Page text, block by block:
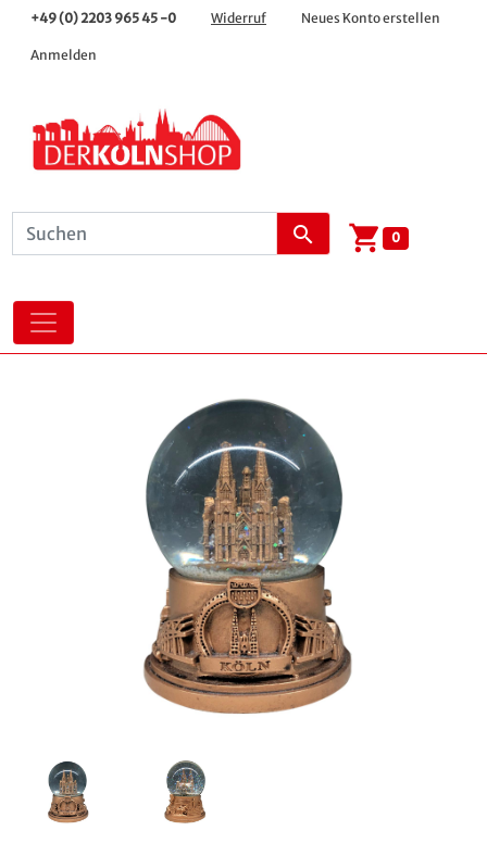
+49 (0) 2203 965 45 -0 Widerruf Neues Konto erstellen
Anmelden
search shopping_cart 0